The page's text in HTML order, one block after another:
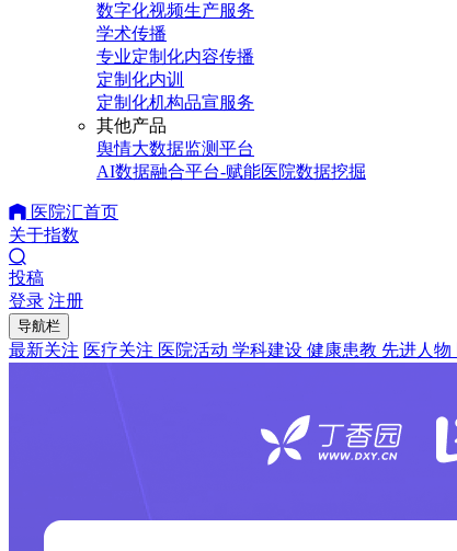
数字化视频生产服务
学术传播
专业定制化内容传播
定制化内训
定制化机构品宣服务
其他产品
舆情大数据监测平台
AI数据融合平台-赋能医院数据挖掘
医院汇首页
关于指数
投稿
登录 注册
导航栏
最新关注 医疗关注 医院活动 学科建设 健康患教 先进人物